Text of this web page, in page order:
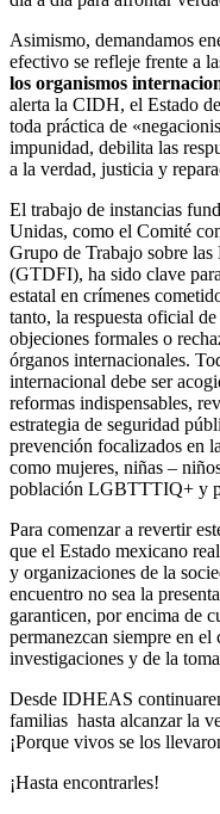
Asimismo, demandamos
efectivo se refleje frente a
los organismos
alerta la CIDH, el Estado
toda práctica de
impunidad, debilita las
a la verdad, justicia y
El trabajo de instancias
Unidas, como el Comité
Grupo de Trabajo sobre
(GTDFI), ha sido clave
estatal en crímenes
tanto, la respuesta oficial
objeciones formales o
órganos internacionales.
internacional debe ser
reformas indispensables,
estrategia de seguridad
prevención focalizados en
como mujeres, niñas –
población LGBTTTIQ+ y
Para comenzar a revertir
que el Estado mexicano
y organizaciones de la
encuentro no sea la
garanticen, por encima de
permanezcan siempre en
investigaciones y de la
Desde IDHEAS
familias hasta alcanzar la
¡Porque vivos se los
¡Hasta encontrarles!